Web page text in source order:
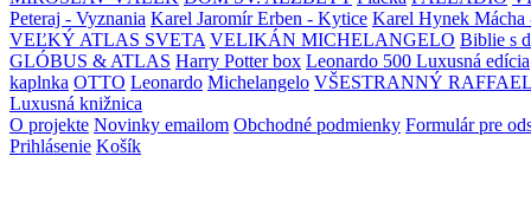
Peteraj - Vyznania Karel Jaromír Erben - Kytice Karel Hynek Mácha
VEĽKÝ ATLAS SVETA VELIKÁN MICHELANGELO Biblie s
GLÓBUS & ATLAS Harry Potter box Leonardo 500 Luxusná edícia
kaplnka OTTO Leonardo Michelangelo VŠESTRANNÝ
Luxusná knižnica
O projekte Novinky emailom Obchodné podmienky Formulár pre
Prihlásenie Košík